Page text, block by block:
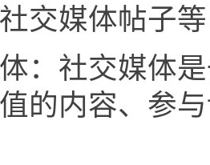
交媒体帖子
：社交媒体
的内容、参